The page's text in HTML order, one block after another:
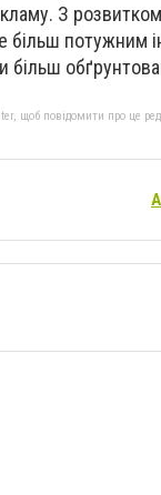
З
більш
більш
щоб повідомити про це